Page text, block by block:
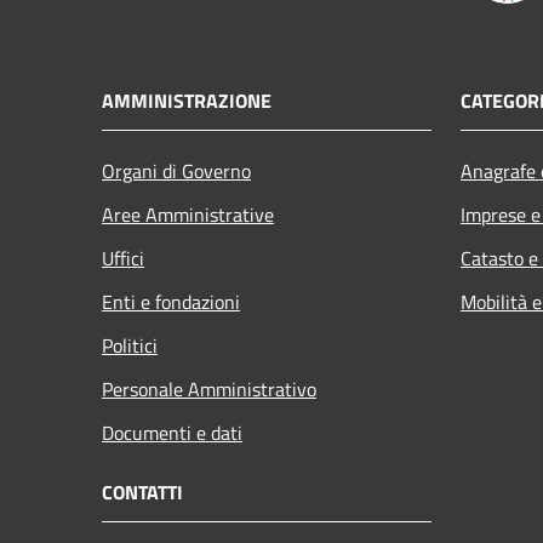
AMMINISTRAZIONE
Organi di Governo
Aree Amministrative
Uffici
Enti e fondazioni
Politici
Personale Amministrativo
Documenti e dati
Imprese
Catasto
Mobilità
CONTATTI